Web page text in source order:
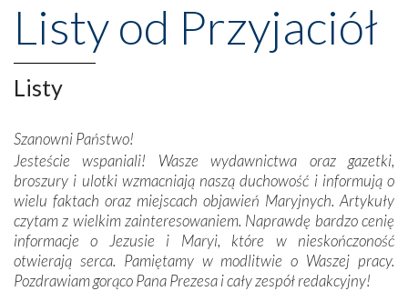
wznoszono na chwałę Bożą, na przykład – w podzięce za
Opatrznościową pomoc w wygranej bitwie o
niepodległość kraju. Zachwyt budziła potężna, a zarazem
misterna architektura tych monumentalnych dzieł,
wspaniałe zdobienia, dbałość ich twórców o detale,
budowniczych.
Podążyliśmy też śladami fatimskich wizjonerów – Łucji
dos Santos oraz świętych Hiacynty i Franciszka Marto.
Modliliśmy się przy ich grobach. Odprawiliśmy Drogę
Krzyżową w ich rodzinnych stronach, odwiedziliśmy
domy, w których żyli.
Listy od Przyjaciół
Listy
Szanowni Państwo!
Jesteście wspaniali! Wasze wydawnictwa oraz gazetki,
broszury i ulotki wzmacniają naszą duchowość i informują o
wielu faktach oraz miejscach objawień Maryjnych. Artykuły
czytam z wielkim zainteresowaniem. Naprawdę bardzo cenię
informacje o Jezusie i Maryi, które w nieskończoność
otwierają serca. Pamiętamy w modlitwie o Waszej pracy.
Pozdrawiam gorąco Pana Prezesa i cały zespół redakcyjny!